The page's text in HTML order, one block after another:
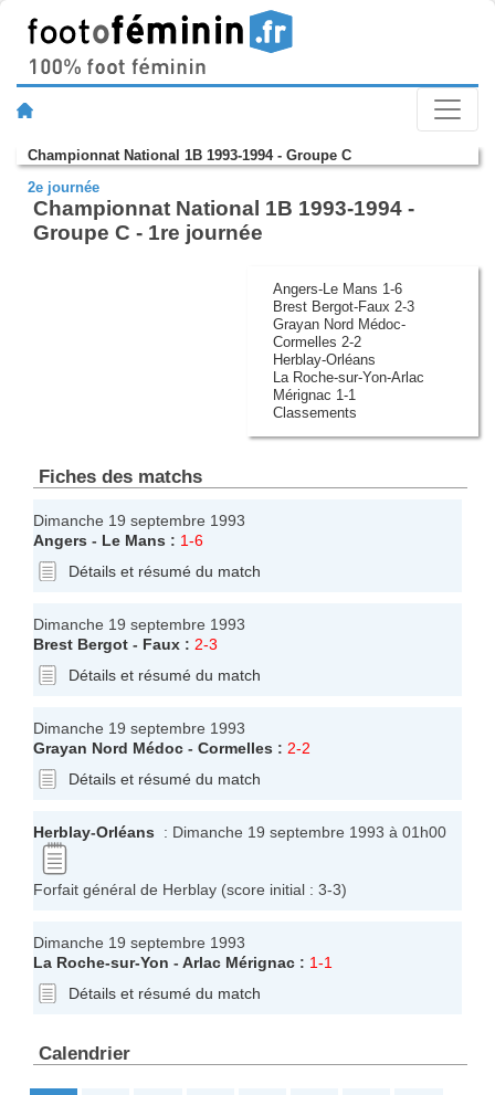
Championnat National 1B 1993-1994 - Groupe C
2e journée
Championnat National 1B 1993-1994 -
Groupe C - 1re journée
Angers-Le Mans 1-6
Brest Bergot-Faux 2-3
Grayan Nord Médoc-
Cormelles 2-2
Herblay-Orléans
La Roche-sur-Yon-Arlac
Mérignac 1-1
Classements
Fiches des matchs
Dimanche 19 septembre 1993
Angers - Le Mans : 1-6
Détails et résumé du match
Dimanche 19 septembre 1993
Brest Bergot - Faux : 2-3
Détails et résumé du match
Dimanche 19 septembre 1993
Grayan Nord Médoc - Cormelles : 2-2
Détails et résumé du match
Herblay-Orléans : Dimanche 19 septembre 1993 à 01h00
Forfait général de Herblay (score initial : 3-3)
Dimanche 19 septembre 1993
La Roche-sur-Yon - Arlac Mérignac : 1-1
Détails et résumé du match
Calendrier